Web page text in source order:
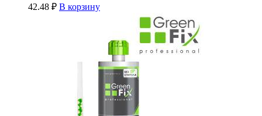
42.48 ₽ В корзину